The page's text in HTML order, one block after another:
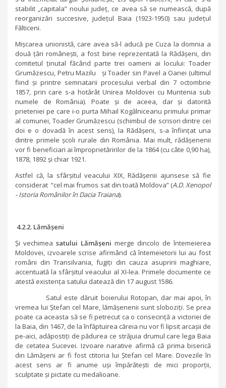
stabilit „capitala” noului județ, ce avea să se numească, după
reorganizări succesive, județul Baia (1923-1950) sau județul
Fălticeni.
Mișcarea unionistă, care avea să-l aducă pe Cuza la domnia a
două țări românești, a fost bine reprezentată la Rădășeni, din
comitetul ținutal făcând parte trei oameni ai locului: Toader
Grumăzescu, Petru Mazilu și Toader sin Pavel a Oanei (ultimul
fiind și printre semnatarii procesului verbal din 7 octombrie
1857, prin care s-a hotărât Unirea Moldovei cu Muntenia sub
numele de România). Poate și de aceea, dar și datorită
prieteniei pe care i-o purta Mihail Kogălniceanu primului primar
al comunei, Toader Grumăzescu (schimbul de scrisori dintre cei
doi e o dovadă în acest sens), la Rădășeni, s-a înființat una
dintre primele școli rurale din România. Mai mult, rădășenenii
vor fi beneficiari ai împroprietăririlor de la 1864 (cu câte 0,90 ha),
1878, 1892 și chiar 1921.
Astfel că, la sfârșitul veacului XIX, Rădășenii ajunsese să fie
considerat “cel mai frumos sat din toată Moldova” (A.D. Xenopol
- Istoria Românilor în Dacia Traiana).
4.2.2. Lămășeni
Și vechimea satului Lămășeni merge dincolo de întemeierea
Moldovei, izvoarele scrise afirmând că întemeietorii lui au fost
români din Transilvania, fugiți din cauza asupririi maghiare,
accentuată la sfârșitul veacului al XI-lea. Primele documente ce
atestă existența satului datează din 17 august 1586.
Satul este dăruit boierului Rotopan, dar mai apoi, în
vremea lui Ștefan cel Mare, lămășenenii sunt sloboziți. Se prea
poate ca aceasta să se fi petrecut ca o consecință a victoriei de
la Baia, din 1467, de la înfăptuirea căreia nu vor fi lipsit arcașii de
pe-aici, adăpostiți de pădurea ce străjuia drumul care lega Baia
de cetatea Sucevei. Izvoare narative afirmă că prima biserică
din Lămășeni ar fi fost ctitoria lui Ștefan cel Mare. Dovezile în
acest sens ar fi anume uși împărătești de mici proporții,
sculptate și pictate cu medalioane.